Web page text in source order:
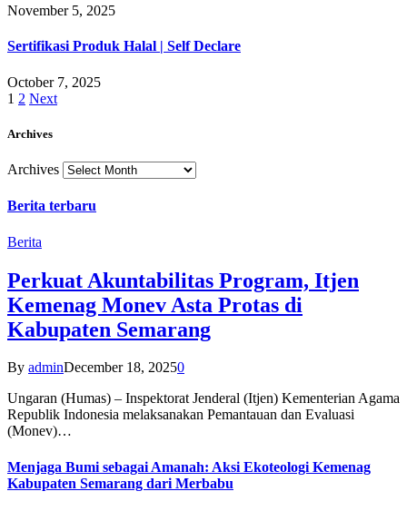
November 5, 2025
Sertifikasi Produk Halal | Self Declare
October 7, 2025
1 2 Next
Archives
Archives
Berita terbaru
Berita
Perkuat Akuntabilitas Program, Itjen
Kemenag Monev Asta Protas di
Kabupaten Semarang
By adminDecember 18, 20250
Ungaran (Humas) – Inspektorat Jenderal (Itjen) Kementerian Agama
Republik Indonesia melaksanakan Pemantauan dan Evaluasi
(Monev)…
Menjaga Bumi sebagai Amanah: Aksi Ekoteologi Kemenag
Kabupaten Semarang dari Merbabu